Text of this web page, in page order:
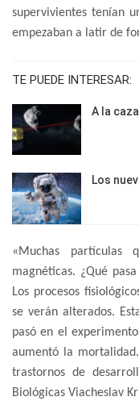
supervivientes tenían
empezaban a latir de
TE PUEDE INTERESAR:
A la
Los
«Muchas partículas
magnéticas. ¿Qué
Los procesos
se verán alterados.
pasó en el
aumentó la
trastornos de
Biológicas Viacheslav